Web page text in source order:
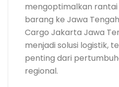
mengoptimalkan rantai
barang ke Jawa
Cargo Jakarta Jawa
menjadi solusi logistik,
penting dari
regional.